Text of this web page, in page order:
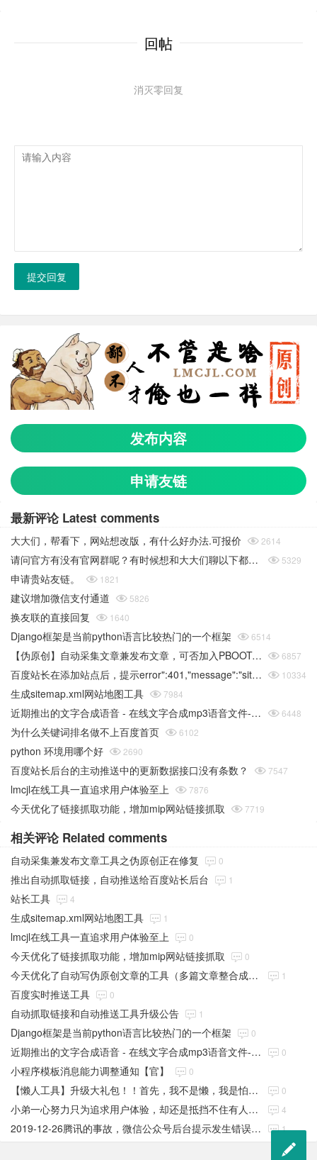
回帖
消灭零回复
提交回复
发布内容
申请友链
最新评论 Latest comments
大大们，帮看下，网站想改版，有什么好办法.可报价  2614
请问官方有没有官网群呢？有时候想和大大们聊以下都没办法  5329
申请贵站友链。  1821
建议增加微信支付通道  5826
换友联的直接回复  1640
Django框架是当前python语言比较热门的一个框架  6514
【伪原创】自动采集文章兼发布文章，可否加入PBOOTCMS的采集功能  6857
百度站长在添加站点后，提示error":401,"message":"site sid is empty或者推送链接错误  10334
生成sitemap.xml网站地图工具  7984
近期推出的文字合成语音 - 在线文字合成mp3语音文件-在线工具  6448
为什么关键词排名做不上百度首页  6102
python 环境用哪个好  2690
百度站长后台的主动推送中的更新数据接口没有条数？  7547
lmcjl在线工具一直追求用户体验至上  7876
今天优化了链接抓取功能，增加mip网站链接抓取  7719
相关评论 Related comments
自动采集兼发布文章工具之伪原创正在修复 0
推出自动抓取链接，自动推送给百度站长后台 1
站长工具 4
生成sitemap.xml网站地图工具 1
lmcjl在线工具一直追求用户体验至上 0
今天优化了链接抓取功能，增加mip网站链接抓取 0
今天优化了自动写伪原创文章的工具（多篇文章整合成一篇进行伪原创的文章） 1
百度实时推送工具 0
自动抓取链接和自动推送工具升级公告 1
Django框架是当前python语言比较热门的一个框架 0
近期推出的文字合成语音 - 在线文字合成mp3语音文件-在线工具 0
小程序模板消息能力调整通知【官】 0
【懒人工具】升级大礼包！！首先，我不是懒，我是怕懒！ 0
小弟一心努力只为追求用户体验，却还是抵挡不住有人想破坏。 4
2019-12-26腾讯的事故，微信公众号后台提示发生错误，连头像链接也瘫痪了 1
